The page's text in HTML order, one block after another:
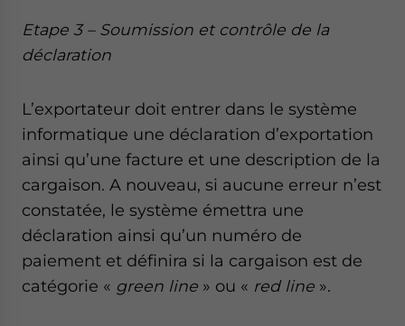
Etape 3 – Soumission et contrôle de la
déclaration
L’exportateur doit entrer dans le système
informatique une déclaration d’exportation
ainsi qu’une facture et une description de la
cargaison. A nouveau, si aucune erreur n’est
constatée, le système émettra une
déclaration ainsi qu’un numéro de
paiement et définira si la cargaison est de
catégorie « green line » ou « red line ».